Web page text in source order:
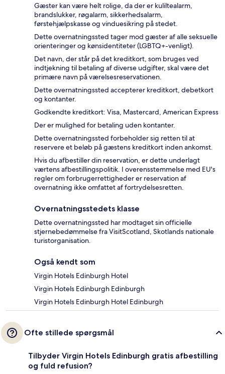
Gæster kan være helt rolige, da der er kuliltealarm,
brandslukker, røgalarm, sikkerhedsalarm,
førstehjælpskasse og vinduesikring på stedet.
Dette overnatningssted tager mod gæster af alle seksuelle
orienteringer og kønsidentiteter (LGBTQ+-venligt).
Det navn, der står på det kreditkort, som bruges ved
indtjekning til betaling af diverse udgifter, skal være det
primære navn på værelsesreservationen.
Dette overnatningssted accepterer kreditkort, debetkort
og kontanter.
Godkendte kreditkort: Visa, Mastercard, American Express
Der er mulighed for betaling uden kontanter.
Dette overnatningssted forbeholder sig retten til at
reservere et beløb på gæstens kreditkort inden ankomst.
Hvis du afbestiller din reservation, er dette underlagt
værtens afbestillingspolitik. I overensstemmelse med EU's
regler om forbrugerrettigheder er reservation af
overnatning ikke omfattet af fortrydelsesretten.
Overnatningsstedets klasse
Dette overnatningssted har modtaget sin officielle
stjernebedømmelse fra VisitScotland, Skotlands nationale
turistorganisation.
Også kendt som
Virgin Hotels Edinburgh Hotel
Virgin Hotels Edinburgh Edinburgh
Virgin Hotels Edinburgh Hotel Edinburgh
Ofte stillede spørgsmål
Tilbyder Virgin Hotels Edinburgh gratis afbestilling
og fuld refusion?